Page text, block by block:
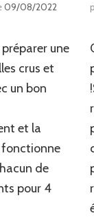
09/08/2022
une
crus et
un bon
et la
fonctionne
de
pour 4